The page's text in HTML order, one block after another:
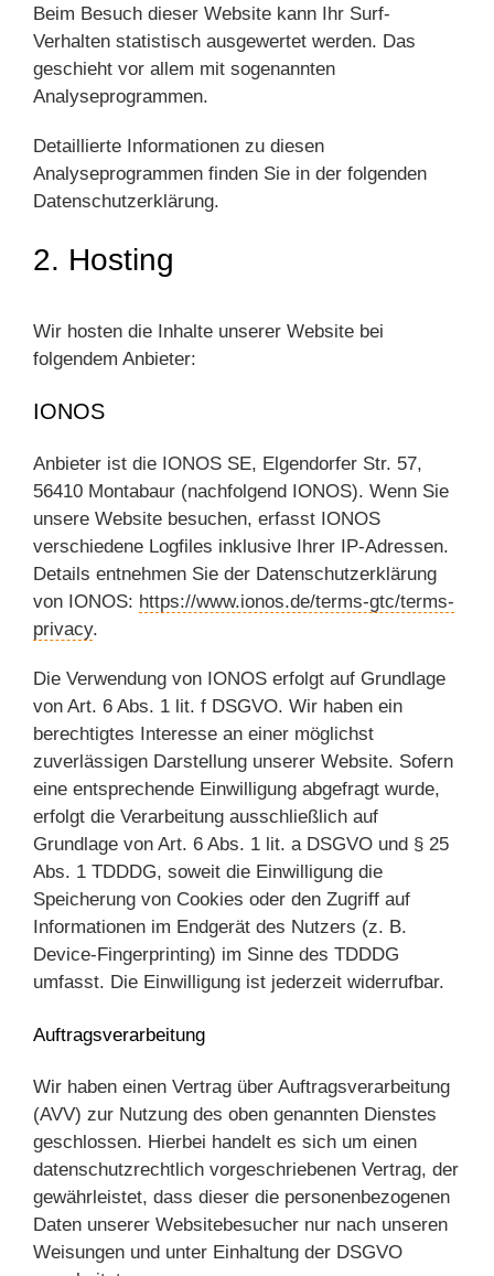
Beim Besuch dieser Website kann Ihr Surf-
Verhalten statistisch ausgewertet werden. Das
geschieht vor allem mit sogenannten
Analyseprogrammen.
Detaillierte Informationen zu diesen
Analyseprogrammen finden Sie in der folgenden
Datenschutzerklärung.
2. Hosting
Wir hosten die Inhalte unserer Website bei
folgendem Anbieter:
IONOS
Anbieter ist die IONOS SE, Elgendorfer Str. 57,
56410 Montabaur (nachfolgend IONOS). Wenn Sie
unsere Website besuchen, erfasst IONOS
verschiedene Logfiles inklusive Ihrer IP-Adressen.
Details entnehmen Sie der Datenschutzerklärung
von IONOS: https://www.ionos.de/terms-gtc/terms-
privacy.
Die Verwendung von IONOS erfolgt auf Grundlage
von Art. 6 Abs. 1 lit. f DSGVO. Wir haben ein
berechtigtes Interesse an einer möglichst
zuverlässigen Darstellung unserer Website. Sofern
eine entsprechende Einwilligung abgefragt wurde,
erfolgt die Verarbeitung ausschließlich auf
Grundlage von Art. 6 Abs. 1 lit. a DSGVO und § 25
Abs. 1 TDDDG, soweit die Einwilligung die
Speicherung von Cookies oder den Zugriff auf
Informationen im Endgerät des Nutzers (z. B.
Device-Fingerprinting) im Sinne des TDDDG
umfasst. Die Einwilligung ist jederzeit widerrufbar.
Auftragsverarbeitung
Wir haben einen Vertrag über Auftragsverarbeitung
(AVV) zur Nutzung des oben genannten Dienstes
geschlossen. Hierbei handelt es sich um einen
datenschutzrechtlich vorgeschriebenen Vertrag, der
gewährleistet, dass dieser die personenbezogenen
Daten unserer Websitebesucher nur nach unseren
Weisungen und unter Einhaltung der DSGVO